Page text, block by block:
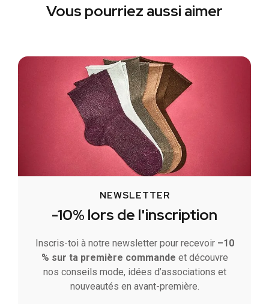
Vous pourriez aussi aimer
NEWSLETTER
-10% lors de l'inscription
Inscris-toi à notre newsletter pour recevoir –10
% sur ta première commande et découvre
nos conseils mode, idées d’associations et
nouveautés en avant-première.